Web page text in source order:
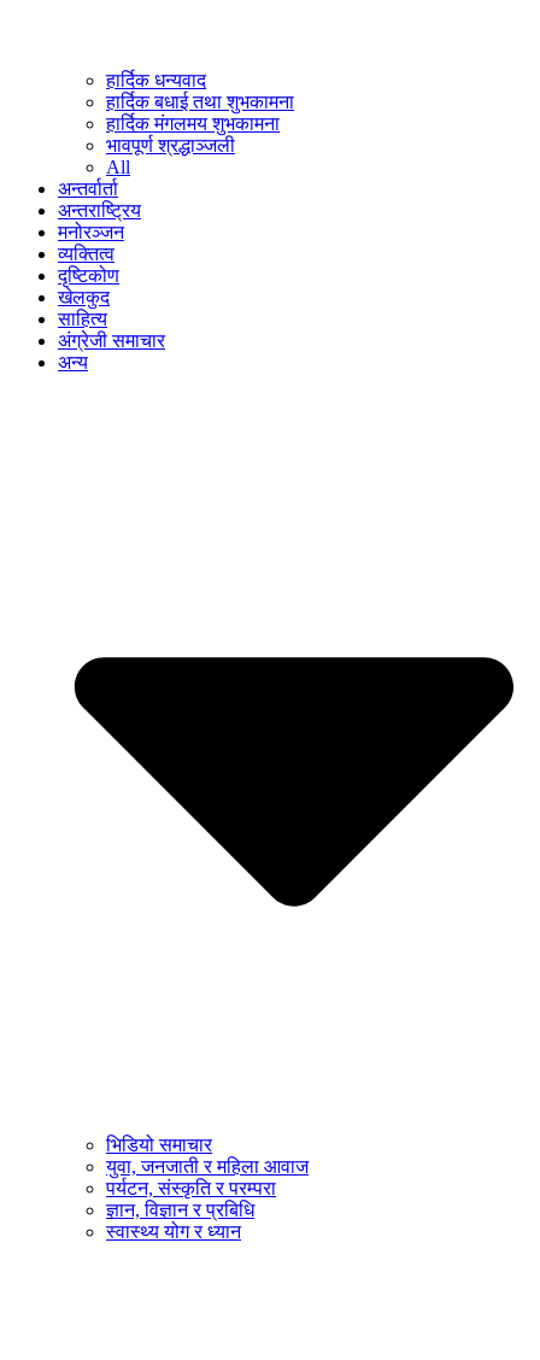
हार्दिक धन्यवाद
हार्दिक बधाई तथा शुभकामना
हार्दिक मंगलमय शुभकामना
भावपूर्ण श्रद्धाञ्जली
All
अन्तर्वार्ता
अन्तराष्ट्रिय
मनोरञ्जन
व्यक्तित्व
दृष्टिकोण
खेलकुद
साहित्य
अंग्रेजी समाचार
अन्य
भिडियो समाचार
युवा, जनजाती र महिला आवाज
पर्यटन, संस्कृति र परम्परा
ज्ञान, विज्ञान र प्रबिधि
स्वास्थ्य योग र ध्यान